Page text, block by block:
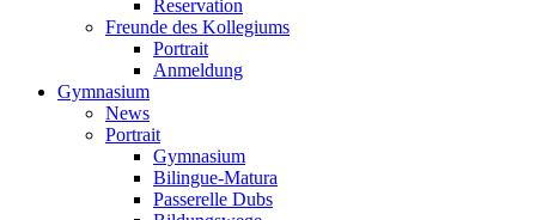
Reservation
Freunde des Kollegiums
Portrait
Anmeldung
Gymnasium
News
Portrait
Gymnasium
Bilingue-Matura
Passerelle Dubs